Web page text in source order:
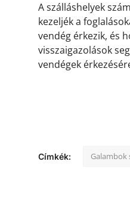
A szálláshelyek
kezeljék a
vendég érkezik, és
visszaigazolások
vendégek
Címkék: Galambok